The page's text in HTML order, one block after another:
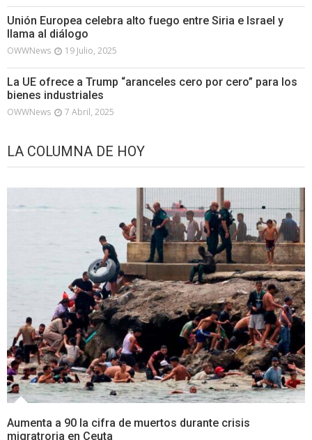
Unión Europea celebra alto fuego entre Siria e Israel y
llama al diálogo
OWWNews 19 Julio, 2025
La UE ofrece a Trump “aranceles cero por cero” para los
bienes industriales
OWWNews 7 Abril, 2025
LA COLUMNA DE HOY
Aumenta a 90 la cifra de muertos durante crisis
migratroria en Ceuta